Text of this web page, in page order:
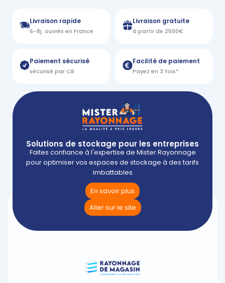
Livraison rapide
6-8j. ouvrés en France
Livraison gratuite
à partir de 2500€
Paiement sécurisé
sécurisé par CB
Facilité de paiement
Payez en 3 fois*
Solutions de stockage pour les entreprises
Faites confiance à l'expertise de Mister Rayonnage
pour optimiser vos espaces de stockage à des tarifs
imbattables
En savoir plus
Aller sur le site